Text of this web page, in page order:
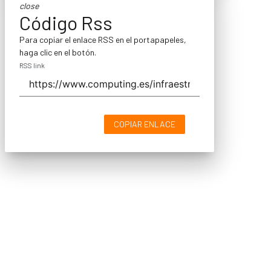
close
Código Rss
Para copiar el enlace RSS en el portapapeles,
haga clic en el botón.
RSS link
COPIAR ENLACE